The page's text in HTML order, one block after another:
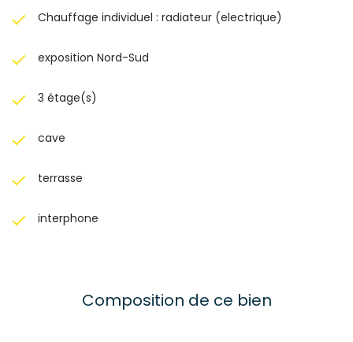
Chauffage individuel : radiateur (electrique)
exposition Nord-Sud
3 étage(s)
cave
terrasse
interphone
Composition de ce bien